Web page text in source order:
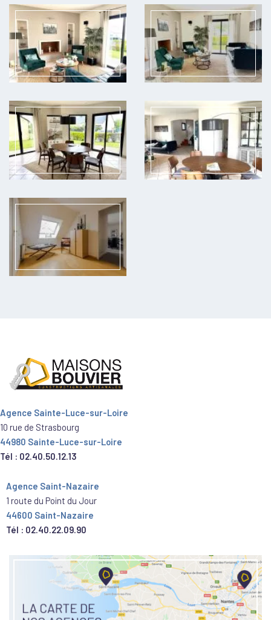
Agence Sainte-Luce-sur-Loire
10 rue de Strasbourg
44980 Sainte-Luce-sur-Loire
Tél : 02.40.50.12.13
Agence Saint-Nazaire
1 route du Point du Jour
44600 Saint-Nazaire
Tél : 02.40.22.09.90